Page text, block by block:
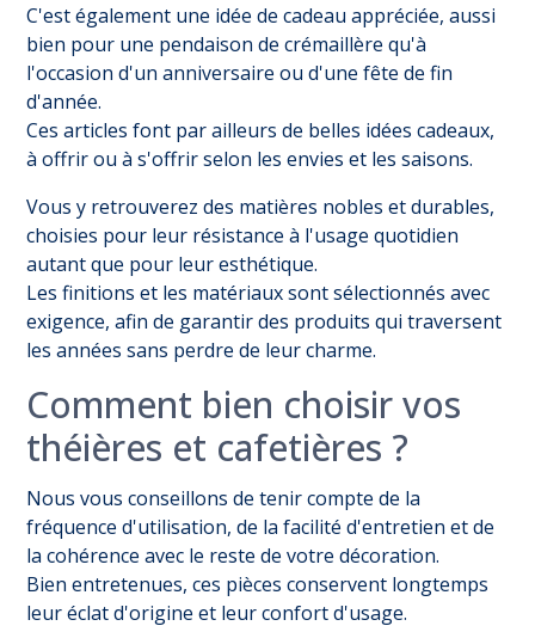
C'est également une idée de cadeau appréciée, aussi
bien pour une pendaison de crémaillère qu'à
l'occasion d'un anniversaire ou d'une fête de fin
d'année.
Ces articles font par ailleurs de belles idées cadeaux,
à offrir ou à s'offrir selon les envies et les saisons.
Vous y retrouverez des matières nobles et durables,
choisies pour leur résistance à l'usage quotidien
autant que pour leur esthétique.
Les finitions et les matériaux sont sélectionnés avec
exigence, afin de garantir des produits qui traversent
les années sans perdre de leur charme.
Comment bien choisir vos
théières et cafetières ?
Nous vous conseillons de tenir compte de la
fréquence d'utilisation, de la facilité d'entretien et de
la cohérence avec le reste de votre décoration.
Bien entretenues, ces pièces conservent longtemps
leur éclat d'origine et leur confort d'usage.